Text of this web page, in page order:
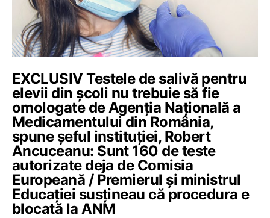
EXCLUSIV Testele de salivă pentru
elevii din școli nu trebuie să fie
omologate de Agenția Națională a
Medicamentului din România,
spune șeful instituției, Robert
Ancuceanu: Sunt 160 de teste
autorizate deja de Comisia
Europeană / Premierul și ministrul
Educației susțineau că procedura e
blocată la ANM